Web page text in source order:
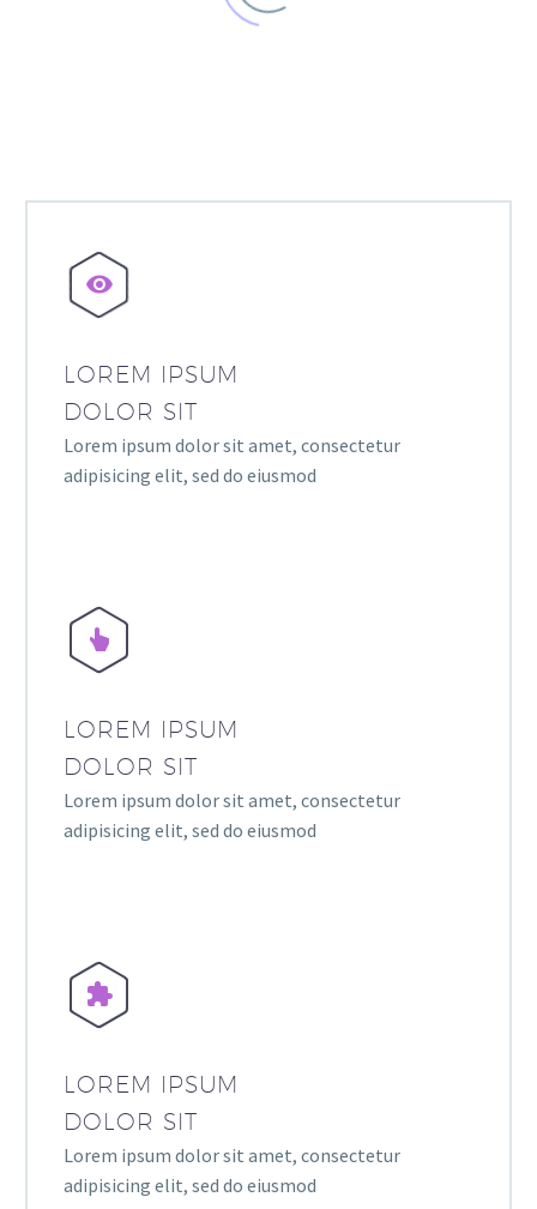


LOREM IPSUM
DOLOR SIT
Lorem ipsum dolor sit amet, consectetur
adipisicing elit, sed do eiusmod


LOREM IPSUM
DOLOR SIT
Lorem ipsum dolor sit amet, consectetur
adipisicing elit, sed do eiusmod


LOREM IPSUM
DOLOR SIT
Lorem ipsum dolor sit amet, consectetur
adipisicing elit, sed do eiusmod